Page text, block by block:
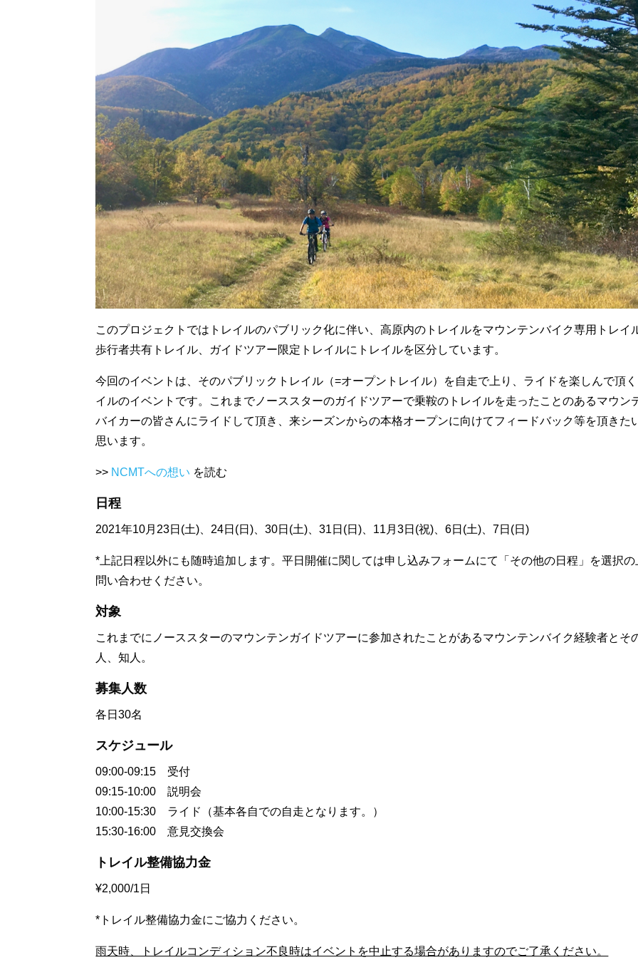
このプロジェクトではトレイルのパブリック化に伴い、高原内のトレイルをマウンテンバイク専用トレイ
歩行者共有トレイル、ガイドツアー限定トレイルにトレイルを区分しています。
今回のイベントは、そのパブリックトレイル（=オープントレイル）を自走で上り、ライドを楽しんで頂
イルのイベントです。これまでノーススターのガイドツアーで乗鞍のトレイルを走ったことのあるマウン
バイカーの皆さんにライドして頂き、来シーズンからの本格オープンに向けてフィードバック等を頂きた
思います。
>> NCMTへの想い を読む
日程
2021年10月23日(土)、24日(日)、30日(土)、31日(日)、11月3日(祝)、6日(土)、7日(日)
*上記日程以外にも随時追加します。平日開催に関しては申し込みフォームにて「その他の日程」を選択の
問い合わせください。
対象
これまでにノーススターのマウンテンガイドツアーに参加されたことがあるマウンテンバイク経験者とそ
人、知人。
募集人数
各日30名
スケジュール
09:00-09:15 受付
09:15-10:00 説明会
10:00-15:30 ライド（基本各自での自走となります。）
15:30-16:00 意見交換会
トレイル整備協力金
¥2,000/1日
*トレイル整備協力金にご協力ください。
雨天時、トレイルコンディション不良時はイベントを中止する場合がありますのでご了承ください。